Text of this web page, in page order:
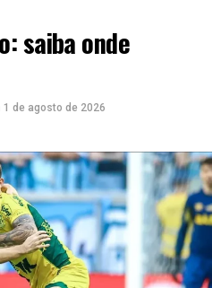
Grêmio as portas do Z-4
contra o Grêmio
saiba onde
1 de agosto de 2026